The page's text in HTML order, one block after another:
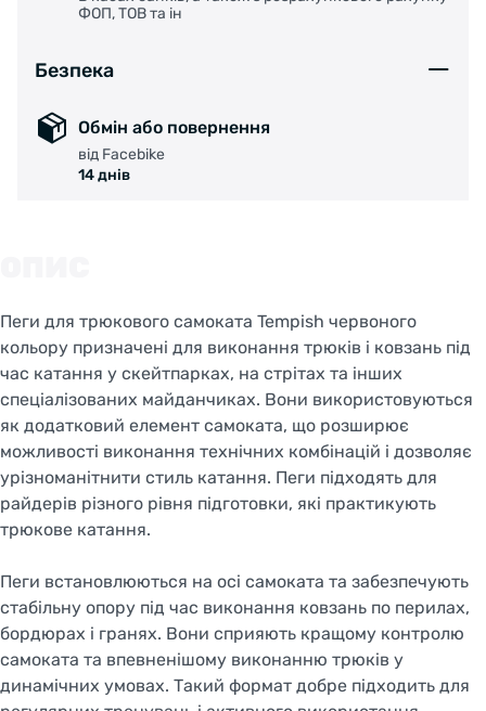
ФОП, ТОВ та ін
Безпека
Обмін або повернення
від Facebike
14 днів
Пеги для трюкового самоката Tempish червоного
кольору призначені для виконання трюків і ковзань під
час катання у скейтпарках, на стрітах та інших
спеціалізованих майданчиках. Вони використовуються
як додатковий елемент самоката, що розширює
можливості виконання технічних комбінацій і дозволяє
урізноманітнити стиль катання. Пеги підходять для
райдерів різного рівня підготовки, які практикують
трюкове катання.
Пеги встановлюються на осі самоката та забезпечують
стабільну опору під час виконання ковзань по перилах,
бордюрах і гранях. Вони сприяють кращому контролю
самоката та впевненішому виконанню трюків у
динамічних умовах. Такий формат добре підходить для